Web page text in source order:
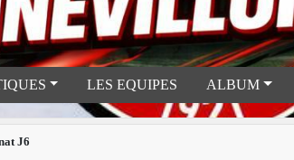
LES EQUIPES ALBUM
J6